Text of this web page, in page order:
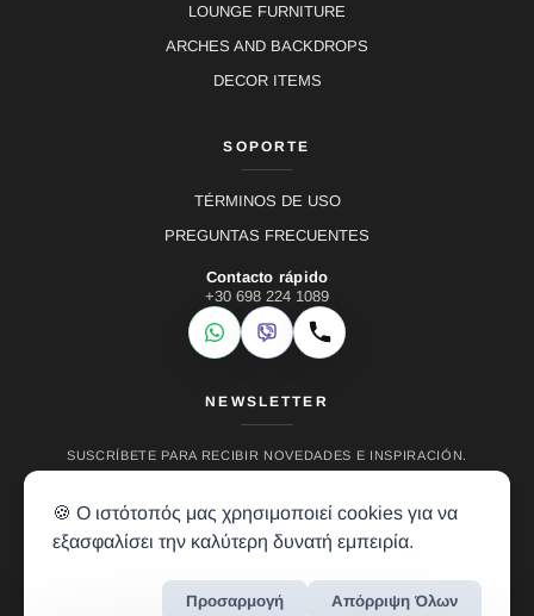
LOUNGE FURNITURE
ARCHES AND BACKDROPS
DECOR ITEMS
SOPORTE
TÉRMINOS DE USO
PREGUNTAS FRECUENTES
Contacto rápido
+30 698 224 1089
WhatsApp
Viber Llamar
NEWSLETTER
SUSCRÍBETE PARA RECIBIR NOVEDADES E INSPIRACIÓN.
🍪 Ο ιστότοπός μας χρησιμοποιεί cookies για να
εξασφαλίσει την καλύτερη δυνατή εμπειρία.
Προσαρμογή Απόρριψη Όλων